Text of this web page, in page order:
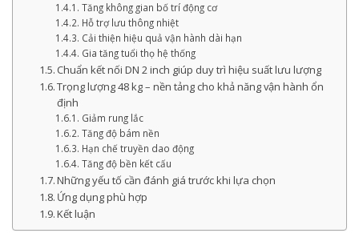
Tăng không gian bố trí động cơ
Hỗ trợ lưu thông nhiệt
Cải thiện hiệu quả vận hành dài hạn
Gia tăng tuổi thọ hệ thống
Chuẩn kết nối DN 2 inch giúp duy trì hiệu suất lưu lượng
Trọng lượng 48 kg – nền tảng cho khả năng vận hành ổn
định
Giảm rung lắc
Tăng độ bám nền
Hạn chế truyền dao động
Tăng độ bền kết cấu
Những yếu tố cần đánh giá trước khi lựa chọn
Ứng dụng phù hợp
Kết luận